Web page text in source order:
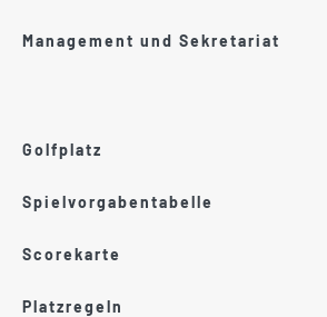
Management und Sekretariat
Golfplatz
Spielvorgabentabelle
Scorekarte
Platzregeln